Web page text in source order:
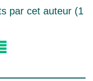
par cet auteur (1